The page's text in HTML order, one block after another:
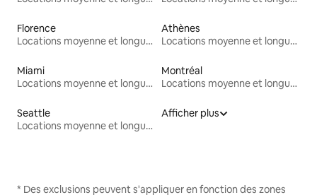
Florence
Locations moyenne et longue durée
Athènes
Locations moyenne et longue durée
Miami
Locations moyenne et longue durée
Montréal
Locations moyenne et longue durée
Seattle
Locations moyenne et longue durée
Afficher plus
* Des exclusions peuvent s'appliquer en fonction des zones